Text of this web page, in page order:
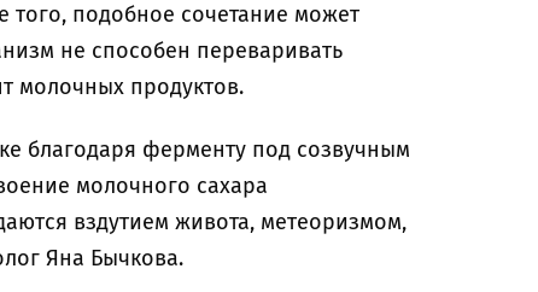
того, подобное сочетание может
не способен переваривать
молочных продуктов.
благодаря ферменту под созвучным
молочного сахара
вздутием живота, метеоризмом,
Яна Бычкова.